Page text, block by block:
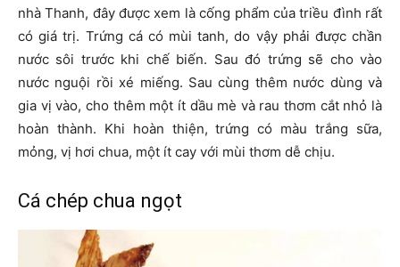
nhà Thanh, đây được xem là cống phẩm của triều đình rất
có giá trị. Trứng cá có mùi tanh, do vậy phải được chần
nước sôi trước khi chế biến. Sau đó trứng sẽ cho vào
nước nguội rồi xé miếng. Sau cùng thêm nước dùng và
gia vị vào, cho thêm một ít dầu mè và rau thơm cắt nhỏ là
hoàn thành. Khi hoàn thiện, trứng có màu trắng sữa,
mỏng, vị hơi chua, một ít cay với mùi thơm dễ chịu.
Cá chép chua ngọt